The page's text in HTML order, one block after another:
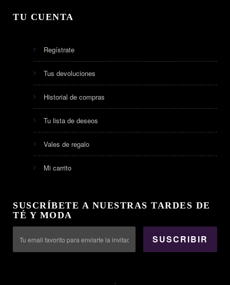
TU CUENTA
Regístrate
Tus devoluciones
Historial de compras
Tu lista de deseos
Vales de regalo
Mi carrito
SUSCRÍBETE A NUESTRAS TARDES DE
TÉ Y MODA
SUSCRIBIR
.